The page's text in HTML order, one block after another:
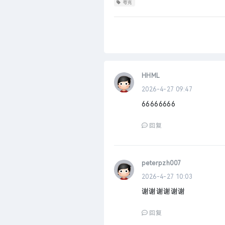
夸克
HHML
2026-4-27 09:47
66666666
回复
peterpzh007
2026-4-27 10:03
谢谢谢谢谢谢
回复